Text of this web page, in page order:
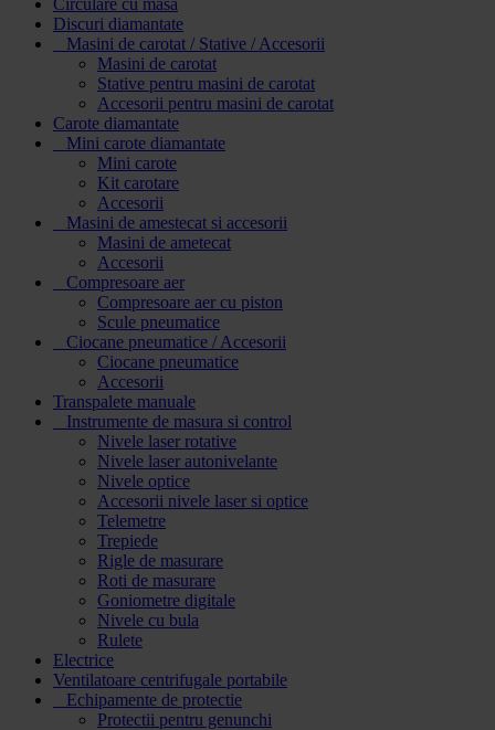
Discuri diamantate
Masini de carotat / Stative / Accesorii
Masini de carotat
Stative pentru masini de carotat
Accesorii pentru masini de carotat
Carote diamantate
Mini carote diamantate
Mini carote
Kit carotare
Accesorii
Masini de amestecat si accesorii
Masini de ametecat
Accesorii
Compresoare aer
Compresoare aer cu piston
Scule pneumatice
Ciocane pneumatice / Accesorii
Ciocane pneumatice
Accesorii
Transpalete manuale
Instrumente de masura si control
Nivele laser rotative
Nivele laser autonivelante
Nivele optice
Accesorii nivele laser si optice
Telemetre
Trepiede
Rigle de masurare
Roti de masurare
Goniometre digitale
Nivele cu bula
Rulete
Electrice
Ventilatoare centrifugale portabile
Echipamente de protectie
Protectii pentru genunchi